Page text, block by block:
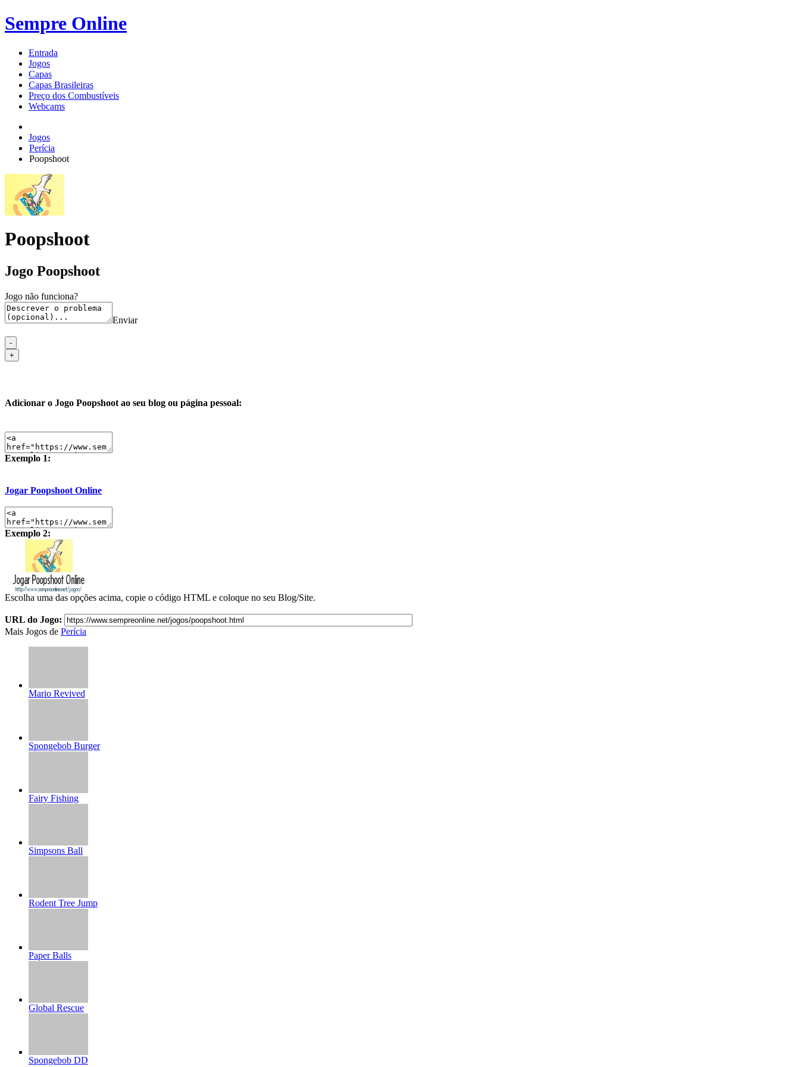
Sempre Online
Entrada
Jogos
Capas
Capas Brasileiras
Preço dos Combustíveis
Webcams
Jogos
Perícia
Poopshoot
Poopshoot
Jogo Poopshoot
Jogo não funciona?
Enviar
Adicionar o Jogo Poopshoot ao seu blog ou página pessoal:
Exemplo 1:
Jogar Poopshoot Online
Exemplo 2:
Escolha uma das opções acima, copie o código HTML e coloque no seu Blog/Site.
URL do Jogo:
Mais Jogos de Perícia
Mario Revived
Spongebob Burger
Fairy Fishing
Simpsons Ball
Rodent Tree Jump
Paper Balls
Global Rescue
Spongebob DD